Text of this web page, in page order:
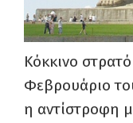
Κόκκινο
Φεβρουάριο
η αντίστροφη